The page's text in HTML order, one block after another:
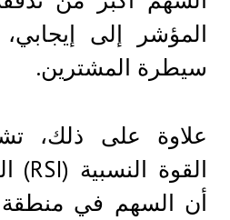
المؤشر إلى
سيطرة المشترين.
علاوة على ذلك،
أن السهم في منطقة